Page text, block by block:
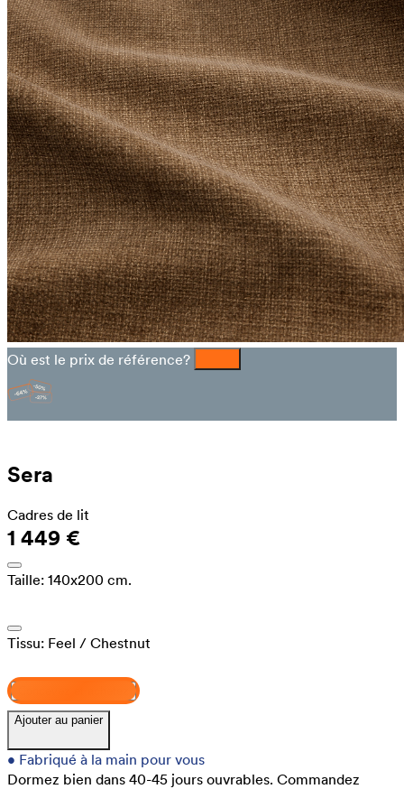
Où est le prix de référence?
Sera
Cadres de lit
1 449 €
Taille: 140x200 cm.
Tissu: Feel / Chestnut
Ajouter au panier
• Fabriqué à la main pour vous
Dormez bien dans 40-45 jours ouvrables. Commandez